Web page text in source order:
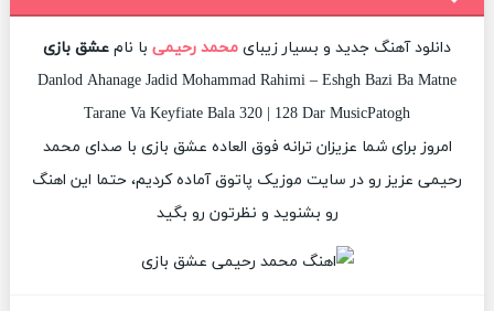
دانلود آهنگ جدید و بسیار زیبای محمد رحیمی با نام عشق بازی
Danlod Ahanage Jadid Mohammad Rahimi – Eshgh Bazi Ba Matne
Tarane Va Keyfiate Bala 320 | 128 Dar MusicPatogh
امروز برای شما عزیزان ترانه فوق العاده عشق بازی با صدای محمد
رحیمی عزیز رو در سایت موزیک پاتوق آماده کردیم، حتما این اهنگ
رو بشنوید و نظرتون رو بگید